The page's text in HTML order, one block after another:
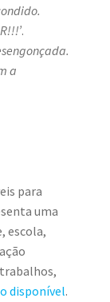
.
a
para
uma
escola,
disponível.